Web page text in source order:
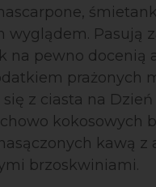
wyglądem. Pasują
na pewno docenią
prażonych
z ciasta na
kokosowych
kawą z
brzoskwiniami.